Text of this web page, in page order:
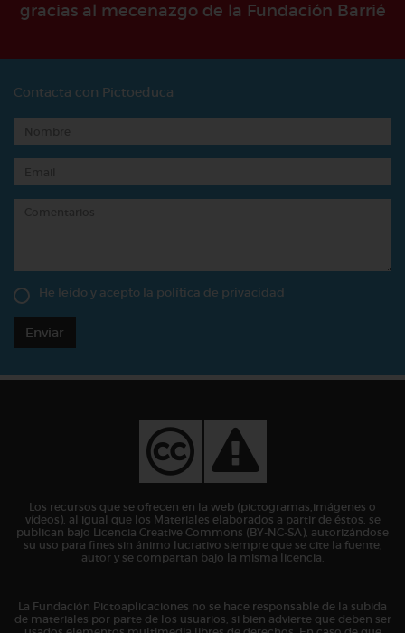
gracias al mecenazgo de la Fundación Barrié
Contacta con Pictoeduca
He leído y acepto la política de privacidad
Enviar
Los recursos que se ofrecen en la web (pictogramas,imágenes o
vídeos), al igual que los Materiales elaborados a partir de éstos, se
publican bajo Licencia Creative Commons (BY-NC-SA), autorizándose
su uso para fines sin ánimo lucrativo siempre que se cite la fuente,
autor y se compartan bajo la misma licencia.
La Fundación Pictoaplicaciones no se hace responsable de la subida
de materiales por parte de los usuarios, si bien advierte que deben ser